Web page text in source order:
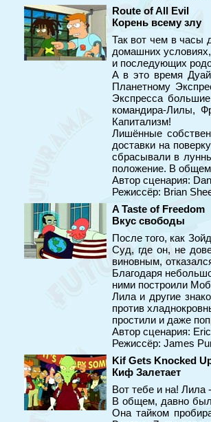
Route of All Evil
Корень всему злу
Так вот чем в часы
домашних
и последующих
А в это время
Планетному
Экспресса
командира-Лилы,
Капитализм!
Лишённые
доставки на
сбрасывали в
положение. В
Автор сценария:
Режиссёр: Brian
A Taste of Freedom
Вкус свободы
После того, как
Суд, где он, не
виновным,
Благодаря
ними построили
Лила и другие
против
простили и даже
Автор сценария:
Режиссёр: James
Kif Gets Knocked
Киф Залетает
Вот тебе и на! Лила
В общем, давно
Она тайком